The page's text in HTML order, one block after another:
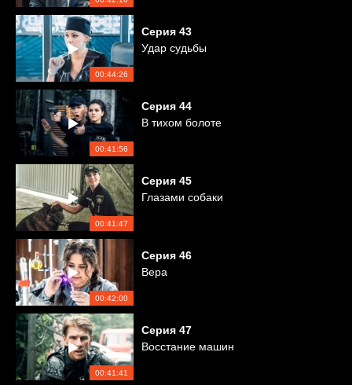
00:44:26
Серия 43
Удар судьбы
00:41:56
Серия 44
В тихом болоте
00:41:47
Серия 45
Глазами собаки
00:42:00
Серия 46
Вера
00:41:41
Серия 47
Восстание машин